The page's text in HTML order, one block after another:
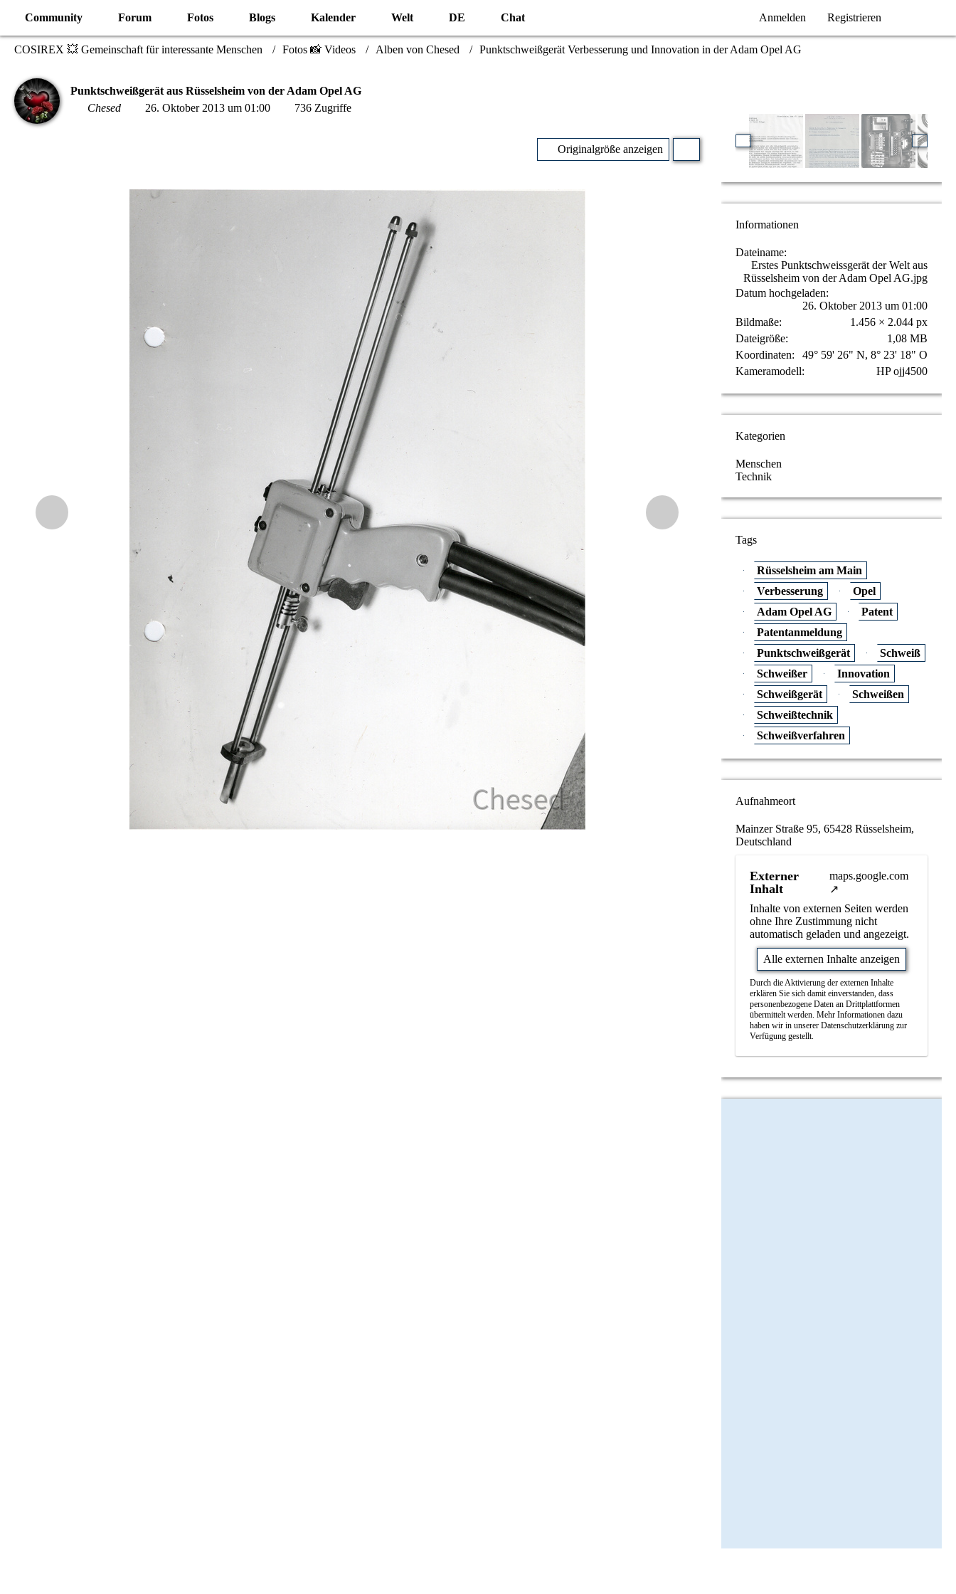
Community Forum Fotos Blogs Kalender Welt DE Chat Anmelden Registrieren
COSIREX 💥 Gemeinschaft für interessante Menschen Fotos 📸 Videos Alben von Chesed Punktschweißgerät Verbesserung und Innovation in der Adam Opel AG
Punktschweißgerät aus Rüsselsheim von der Adam Opel AG
Chesed
26. Oktober 2013 um 01:00 736 Zugriffe
Originalgröße anzeigen
Informationen
Dateiname
Erstes Punktschweissgerät der Welt aus
Rüsselsheim von der Adam Opel AG.jpg
Datum hochgeladen
26. Oktober 2013 um 01:00
Bildmaße
1.456 × 2.044 px
Dateigröße
1,08 MB
Koordinaten
49° 59' 26" N, 8° 23' 18" O
Kameramodell
HP ojj4500
Kategorien
Menschen
Technik
Tags
Rüsselsheim am Main
Verbesserung
Opel
Adam Opel AG
Patent
Patentanmeldung
Punktschweißgerät
Schweiß
Schweißer
Innovation
Schweißgerät
Schweißen
Schweißtechnik
Schweißverfahren
Aufnahmeort
Mainzer Straße 95, 65428 Rüsselsheim,
Deutschland
Externer
Inhalt
maps.google.com
Inhalte von externen Seiten werden
ohne Ihre Zustimmung nicht
automatisch geladen und angezeigt.
Alle externen Inhalte anzeigen
Durch die Aktivierung der externen Inhalte
erklären Sie sich damit einverstanden, dass
personenbezogene Daten an Drittplattformen
übermittelt werden. Mehr Informationen dazu
haben wir in unserer Datenschutzerklärung zur
Verfügung gestellt.